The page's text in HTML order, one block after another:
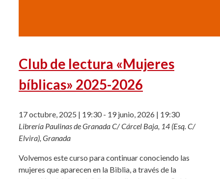
Club de lectura «Mujeres
bíblicas» 2025-2026
17 octubre, 2025 | 19:30- 19 junio, 2026 | 19:30
Librería Paulinas de GranadaC/ Cárcel Baja, 14 (Esq. C/
Elvira), Granada
Volvemos este curso para continuar conociendo las
mujeres que aparecen en la Biblia, a través de la